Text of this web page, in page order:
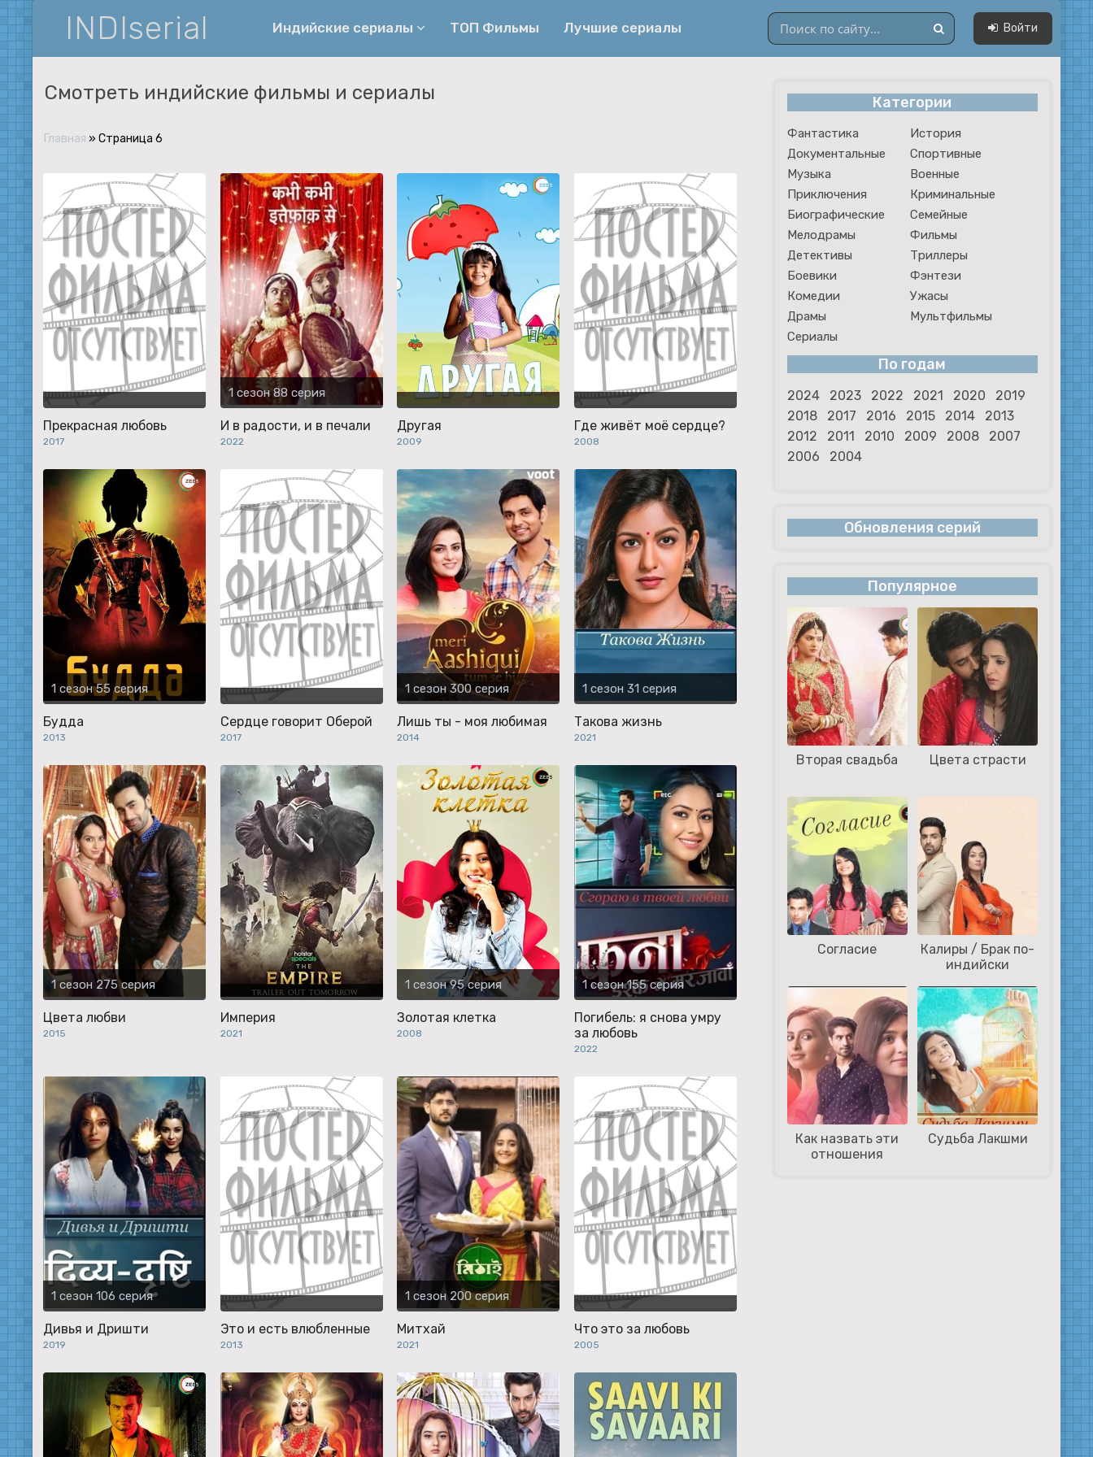
INDIserial Индийские сериалы
Фантастика
Спортивные
Музыка
Военные
Семейные
Мелодрамы
Фильмы
Фэнтези
Комедии
Ужасы
Мультфильмы
Сериалы
ТОП Фильмы Лучшие сериалы Войти
Смотреть индийские фильмы и сериалы
Главная » Страница 6
Прекрасная любовь
2017
1 сезон 88 серия
И в радости, и в печали
2022
Другая
2009
Где живёт моё сердце?
2008
1 сезон 55 серия
Будда
2013
Сердце говорит Оберой
2017
1 сезон 300 серия
Лишь ты - моя любимая
2014
1 сезон 31 серия
Такова жизнь
2021
1 сезон 275 серия
Цвета любви
2015
Империя
2021
1 сезон 95 серия
Золотая клетка
2008
1 сезон 155 серия
Погибель: я снова умру
за любовь
2022
1 сезон 106 серия
Дивья и Дришти
2019
Это и есть влюбленные
2013
1 сезон 200 серия
Митхай
2021
Что это за любовь
2005
Категории
Фантастика
История
Документальные
Спортивные
Музыка
Военные
Приключения
Криминальные
Биографические
Семейные
Мелодрамы
Фильмы
Детективы
Триллеры
Боевики
Фэнтези
Комедии
Ужасы
Драмы
Мультфильмы
Сериалы
По годам
2024 2023 2022 2021 2020
2019
2018
2017 2016 2015 2014
2013
2012
2011 2010 2009 2008
2007
2006
2004
Обновления серий
Популярное
Вторая свадьба Цвета страсти
Согласие
Калиры / Брак по-
индийски
Как назвать эти
отношения
Судьба Лакшми